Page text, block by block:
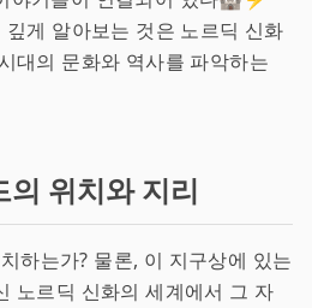
게 알아보는 것은 노르딕 신화
대의 문화와 역사를 파악하는
의 위치와 지리
하는가? 물론, 이 지구상에 있는
노르딕 신화의 세계에서 그 자